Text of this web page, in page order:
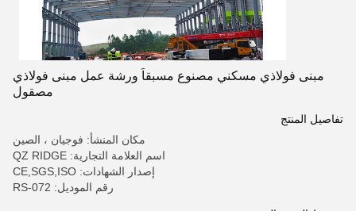
مبنى فولاذي مسكني مصنوع مسبقاً ورشة عمل مبنى فولاذي
مصقول
تفاصيل المنتج
مكان المنشأ: فوجيان ، الصين
اسم العلامة التجارية: QZ RIDGE
إصدار الشهادات: CE,SGS,ISO
رقم الموديل: RS-072